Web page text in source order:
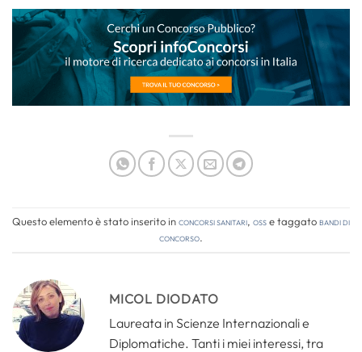
Questo elemento è stato inserito inConcorsi Sanitari, OSSe taggatobandi di
concorso.
MICOL DIODATO
Laureata in Scienze Internazionali e
Diplomatiche. Tanti i miei interessi, tra